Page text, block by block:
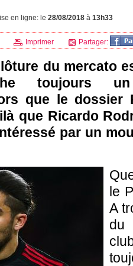
en ligne: le 28/08/2018 à 13h33
Imprimer Partager:
du mercato
toujours
que le dossier
que Ricardo
par un
le
A
du